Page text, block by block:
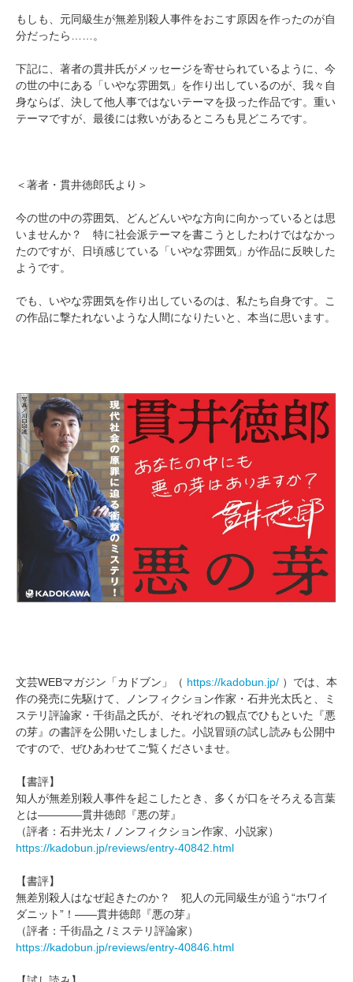
もしも、元同級生が無差別殺人事件をおこす原因を作ったのが自
分だったら……。
下記に、著者の貫井氏がメッセージを寄せられているように、今
の世の中にある「いやな雰囲気」を作り出しているのが、我々自
身ならば、決して他人事ではないテーマを扱った作品です。重い
テーマですが、最後には救いがあるところも見どころです。
＜著者・貫井徳郎氏より＞
今の世の中の雰囲気、どんどんいやな方向に向かっているとは思
いませんか？ 特に社会派テーマを書こうとしたわけではなかっ
たのですが、日頃感じている「いやな雰囲気」が作品に反映した
ようです。
でも、いやな雰囲気を作り出しているのは、私たち自身です。こ
の作品に撃たれないような人間になりたいと、本当に思います。
文芸WEBマガジン「カドブン」（ https://kadobun.jp/ ）では、本
作の発売に先駆けて、ノンフィクション作家・石井光太氏と、ミ
ステリ評論家・千街晶之氏が、それぞれの観点でひもといた『悪
の芽』の書評を公開いたしました。小説冒頭の試し読みも公開中
ですので、ぜひあわせてご覧くださいませ。
【書評】
知人が無差別殺人事件を起こしたとき、多くが口をそろえる言葉
とは――――貫井徳郎『悪の芽』
（評者：石井光太 / ノンフィクション作家、小説家）
https://kadobun.jp/reviews/entry-40842.html
【書評】
無差別殺人はなぜ起きたのか？ 犯人の元同級生が追う“ホワイ
ダニット”！――貫井徳郎『悪の芽』
（評者：千街晶之 /ミステリ評論家）
https://kadobun.jp/reviews/entry-40846.html